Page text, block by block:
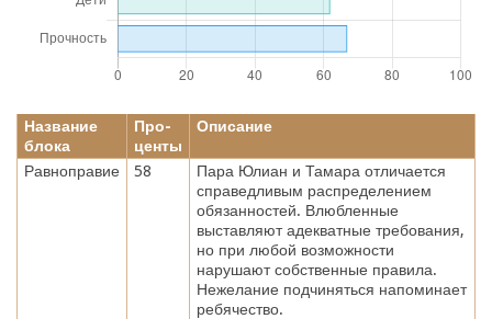
Название
блока
Про-
центы
Описание
Равноправие 58
Пара Юлиан и Тамара отличается
справедливым распределением
обязанностей. Влюбленные
выставляют адекватные требования,
но при любой возможности
нарушают собственные правила.
Нежелание подчиняться напоминает
ребячество.